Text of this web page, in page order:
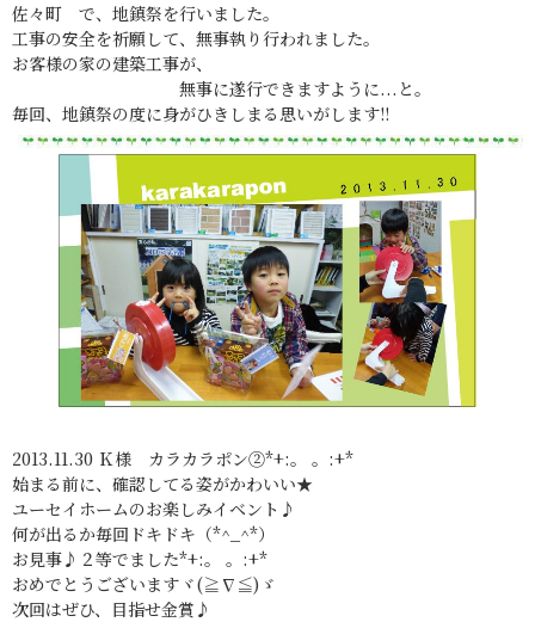
佐々町 で、地鎮祭を行いました。
工事の安全を祈願して、無事執り行われました。
お客様の家の建築工事が、
無事に遂行できますように...と。
毎回、地鎮祭の度に身がひきしまる思いがします!!
2013.11.30 Ｋ様 カラカラポン②*+:。 。:+*
始まる前に、確認してる姿がかわいい★
ユーセイホームのお楽しみイベント♪
何が出るか毎回ドキドキ（*^_^*）
お見事♪２等でました*+:。 。:+*
おめでとうございますヾ(≧∇≦)ゞ
次回はぜひ、目指せ金賞♪